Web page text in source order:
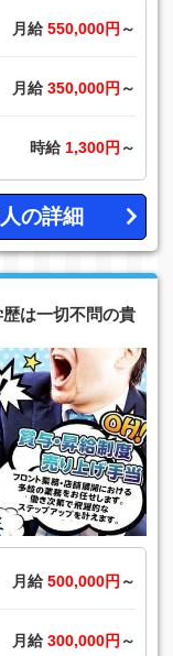
月給 550,000円 ～
月給 350,000円 ～
時給 1,300円 ～
の詳細
は一切不問の貴
月給 500,000円 ～
月給 300,000円 ～